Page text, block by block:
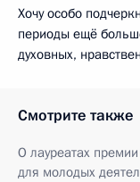
Хочу особо
периоды ещё
духовных,
Смотрите также
О лауреатах
для молодых